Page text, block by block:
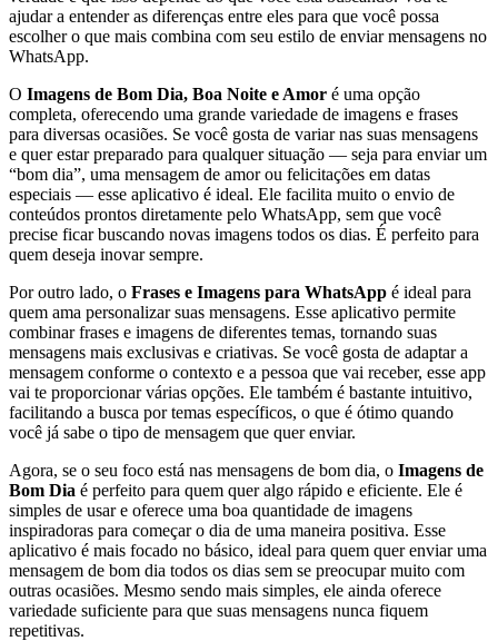
ajudar a entender as diferenças entre eles para que você possa
escolher o que mais combina com seu estilo de enviar mensagens no
WhatsApp.
O Imagens de Bom Dia, Boa Noite e Amor é uma opção
completa, oferecendo uma grande variedade de imagens e frases
para diversas ocasiões. Se você gosta de variar nas suas mensagens
e quer estar preparado para qualquer situação — seja para enviar um
“bom dia”, uma mensagem de amor ou felicitações em datas
especiais — esse aplicativo é ideal. Ele facilita muito o envio de
conteúdos prontos diretamente pelo WhatsApp, sem que você
precise ficar buscando novas imagens todos os dias. É perfeito para
quem deseja inovar sempre.
Por outro lado, o Frases e Imagens para WhatsApp é ideal para
quem ama personalizar suas mensagens. Esse aplicativo permite
combinar frases e imagens de diferentes temas, tornando suas
mensagens mais exclusivas e criativas. Se você gosta de adaptar a
mensagem conforme o contexto e a pessoa que vai receber, esse app
vai te proporcionar várias opções. Ele também é bastante intuitivo,
facilitando a busca por temas específicos, o que é ótimo quando
você já sabe o tipo de mensagem que quer enviar.
Agora, se o seu foco está nas mensagens de bom dia, o Imagens de
Bom Dia é perfeito para quem quer algo rápido e eficiente. Ele é
simples de usar e oferece uma boa quantidade de imagens
inspiradoras para começar o dia de uma maneira positiva. Esse
aplicativo é mais focado no básico, ideal para quem quer enviar uma
mensagem de bom dia todos os dias sem se preocupar muito com
outras ocasiões. Mesmo sendo mais simples, ele ainda oferece
variedade suficiente para que suas mensagens nunca fiquem
repetitivas.